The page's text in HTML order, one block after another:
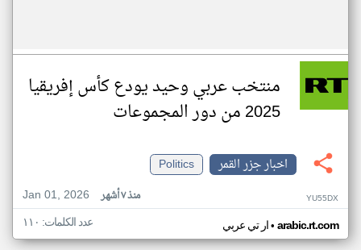
منتخب عربي وحيد يودع كأس إفريقيا
2025 من دور المجموعات
اخبار جزر القمر
Politics
Jan 01, 2026
منذ ٧ أشهر YU55DX
ار تي عربي• arabic.rt.com عدد الكلمات: ١١٠